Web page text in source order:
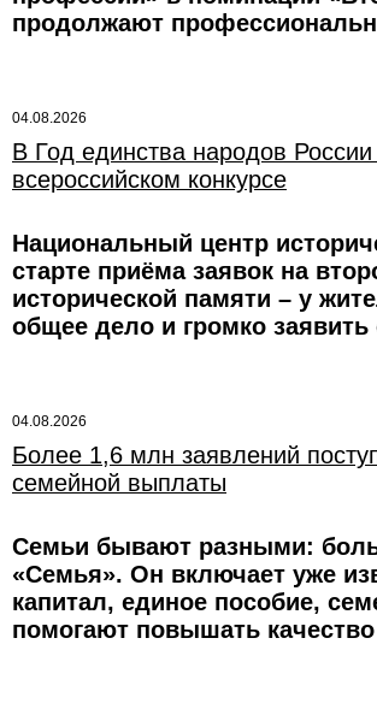
продолжают
04.08.2026
В Год единства народов
всероссийском конкурсе
Национальный центр
старте приёма заявок на
исторической памяти – у
общее дело и громко
04.08.2026
Более 1,6 млн заявлений
семейной выплаты
Семьи бывают разными:
«Семья». Он включает уже
капитал, единое пособие,
помогают повышать